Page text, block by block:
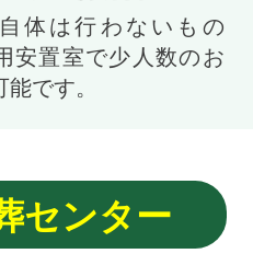
体は行わないもの
安置室で少人数のお
です。
センター